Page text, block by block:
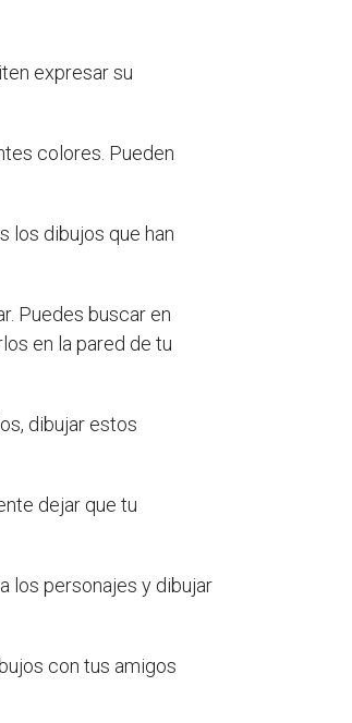
expresar su
colores. Pueden
los dibujos que han
Puedes buscar en
en la pared de tu
dibujar estos
dejar que tu
los personajes y dibujar
con tus amigos